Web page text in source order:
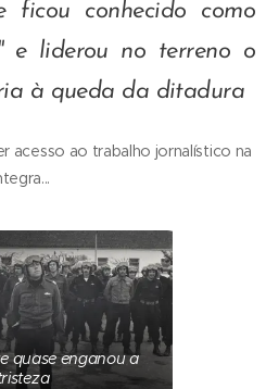
conhecido como
e liderou no terreno o
à queda da ditadura
acesso ao trabalho jornalístico na
quase enganou a